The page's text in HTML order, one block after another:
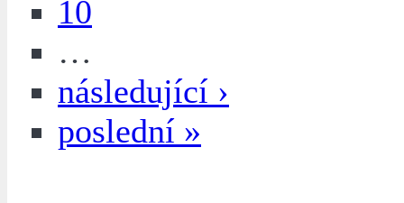
10
…
následující ›
poslední »